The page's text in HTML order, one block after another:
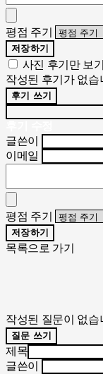
평점 주기
저장하기
사진 후기만 보기
작성된 후기가 없습
후기 쓰기
글쓴이
이메일
평점 주기
저장하기
목록으로 가기
작성된 질문이 없습
질문 쓰기
제목
글쓴이